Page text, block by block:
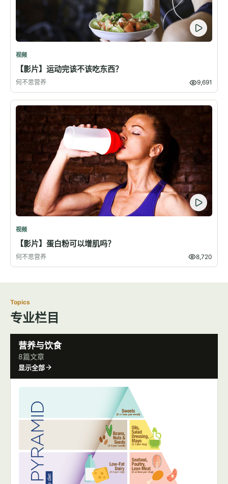
视频
【影片】运动完该不该吃东西？
何不思营养 9,691
视频
【影片】蛋白粉可以增肌吗？
何不思营养 8,720
Topics
专业栏目
营养与饮食
8篇文章
显示全部